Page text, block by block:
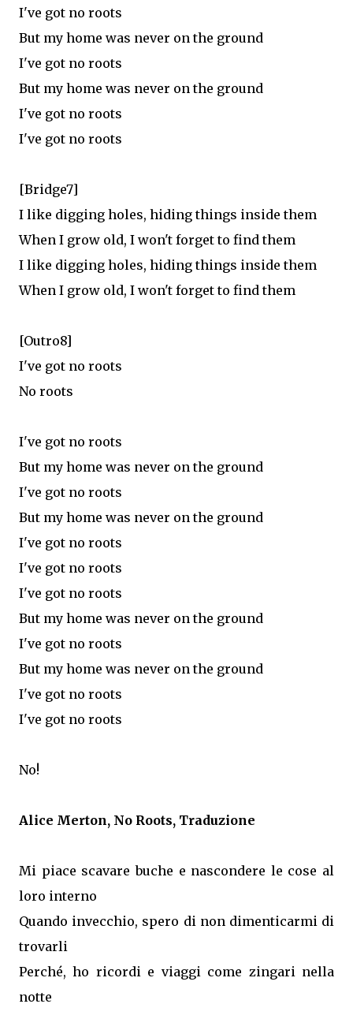
I've got no roots
But my home was never on the ground
I've got no roots
But my home was never on the ground
I've got no roots
I've got no roots
[Bridge7]
I like digging holes, hiding things inside them
When I grow old, I won't forget to find them
I like digging holes, hiding things inside them
When I grow old, I won't forget to find them
[Outro8]
I've got no roots
No roots
I've got no roots
But my home was never on the ground
I've got no roots
But my home was never on the ground
I've got no roots
I've got no roots
I've got no roots
But my home was never on the ground
I've got no roots
But my home was never on the ground
I've got no roots
I've got no roots
No!
Alice Merton, No Roots, Traduzione
Mi piace scavare buche e nascondere le cose al
loro interno
Quando invecchio, spero di non dimenticarmi di
trovarli
Perché, ho ricordi e viaggi come zingari nella
notte